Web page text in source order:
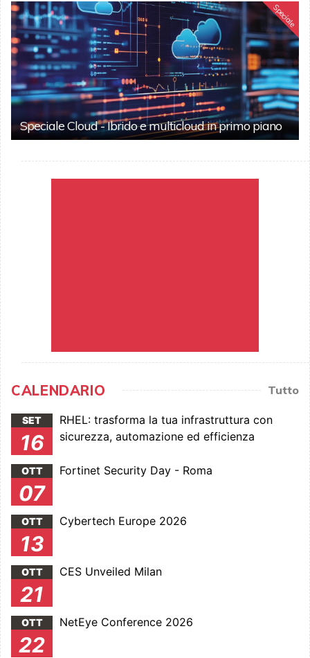
Speciale
Speciale Cloud - Ibrido e multicloud in primo piano
CALENDARIO Tutto
SET
16
RHEL: trasforma la tua infrastruttura con
sicurezza, automazione ed efficienza
OTT
07
Fortinet Security Day - Roma
OTT
13
Cybertech Europe 2026
OTT
21
CES Unveiled Milan
OTT
22
NetEye Conference 2026